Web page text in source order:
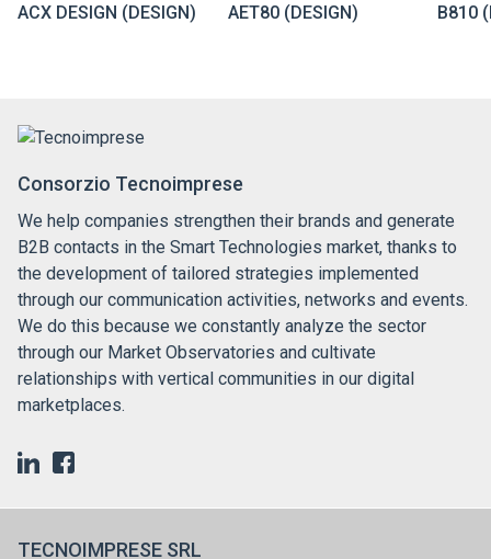
ACX DESIGN (DESIGN) AET80 (DESIGN) B810
Consorzio Tecnoimprese
We help companies strengthen their brands and generate
B2B contacts in the Smart Technologies market, thanks to
the development of tailored strategies implemented
through our communication activities, networks and events.
We do this because we constantly analyze the sector
through our Market Observatories and cultivate
relationships with vertical communities in our digital
marketplaces.
TECNOIMPRESE SRL